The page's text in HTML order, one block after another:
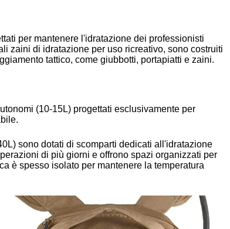
per mantenere l'idratazione dei professionisti
zaini di idratazione per uso ricreativo, sono costruiti
tattico, come giubbotti, portapiatti e zaini.
(10-15L) progettati esclusivamente per
sono dotati di scomparti dedicati all'idratazione
di più giorni e offrono spazi organizzati per
è spesso isolato per mantenere la temperatura